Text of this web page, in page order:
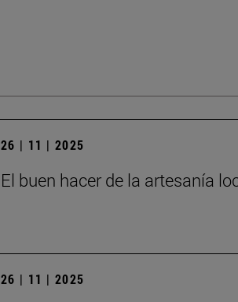
26 | 11 | 2025
El buen hacer de la artesanía
26 | 11 | 2025